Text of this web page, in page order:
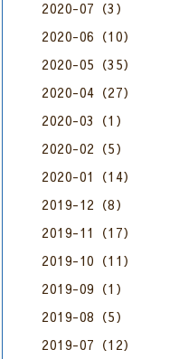
2020-07（3）
2020-06（10）
2020-05（35）
2020-04（27）
2020-03（1）
2020-02（5）
2020-01（14）
2019-12（8）
2019-11（17）
2019-10（11）
2019-09（1）
2019-08（5）
2019-07（12）